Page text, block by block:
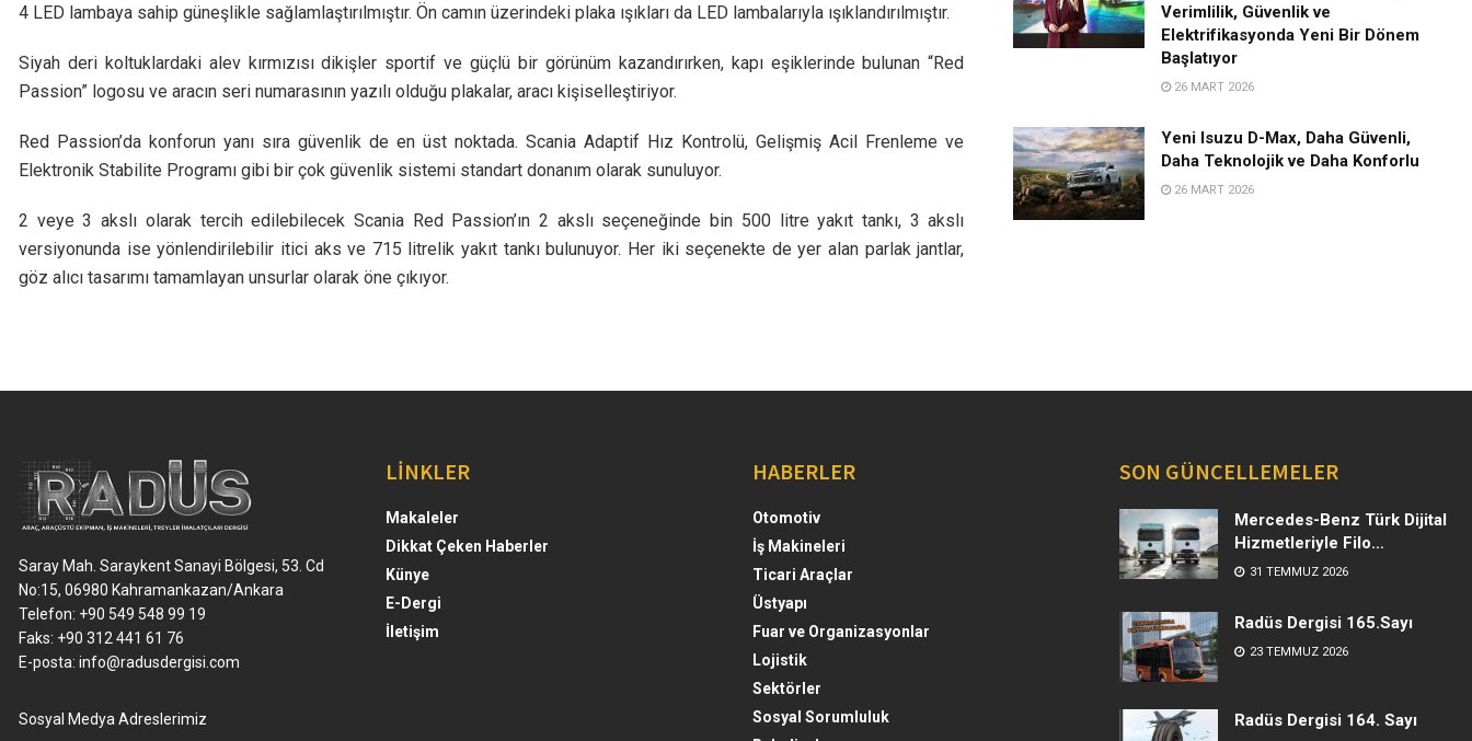
4 LED lambaya sahip güneşlikle sağlamlaştırılmıştır. Ön camın üzerindeki plaka ışıkları da LED lambalarıyla ışıklandırılmıştır.
Siyah deri koltuklardaki alev kırmızısı dikişler sportif ve güçlü bir görünüm kazandırırken, kapı eşiklerinde bulunan “Red
Passion” logosu ve aracın seri numarasının yazılı olduğu plakalar, aracı kişiselleştiriyor.
Red Passion’da konforun yanı sıra güvenlik de en üst noktada. Scania Adaptif Hız Kontrolü, Gelişmiş Acil Frenleme ve
Elektronik Stabilite Programı gibi bir çok güvenlik sistemi standart donanım olarak sunuluyor.
2 veye 3 akslı olarak tercih edilebilecek Scania Red Passion’ın 2 akslı seçeneğinde bin 500 litre yakıt tankı, 3 akslı
versiyonunda ise yönlendirilebilir itici aks ve 715 litrelik yakıt tankı bulunuyor. Her iki seçenekte de yer alan parlak jantlar,
göz alıcı tasarımı tamamlayan unsurlar olarak öne çıkıyor.
Verimlilik, Güvenlik ve
Elektrifikasyonda Yeni Bir Dönem
Başlatıyor
26 MART 2026
Yeni Isuzu D-Max, Daha Güvenli,
Daha Teknolojik ve Daha Konforlu
26 MART 2026
Saray Mah. Saraykent Sanayi Bölgesi, 53. Cd
No:15, 06980 Kahramankazan/Ankara
Telefon: +90 549 548 99 19
Faks: +90 312 441 61 76
E-posta: info@radusdergisi.com
Sosyal Medya Adreslerimiz
LİNKLER
Makaleler
Dikkat Çeken Haberler
Künye
E-Dergi
İletişim
HABERLER
Otomotiv
İş Makineleri
Ticari Araçlar
Üstyapı
Fuar ve Organizasyonlar
Lojistik
Sektörler
Sosyal Sorumluluk
SON GÜNCELLEMELER
Mercedes-Benz Türk Dijital
Hizmetleriyle Filo
Yönetiminde Yeni Dönem
31 TEMMUZ 2026
Radüs Dergisi 165.Sayı
23 TEMMUZ 2026
Radüs Dergisi 164. Sayı